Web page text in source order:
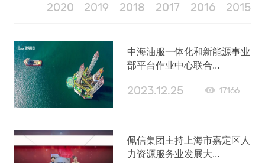
2020
2019 2018 2017 2016 2015
中海油服一体化和新能源事业
部平台作业中心联合...
2023.12.25 17166
佩信集团主持上海市嘉定区人
力资源服务业发展大...